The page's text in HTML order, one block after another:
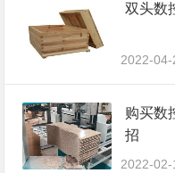
双头数
2022-04-
购买数
招
2022-02-